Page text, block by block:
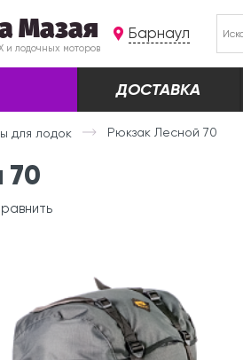
Мазая
и лодочных моторов
Барнаул
ДОСТАВКА
для лодок Рюкзак Лесной 70
70